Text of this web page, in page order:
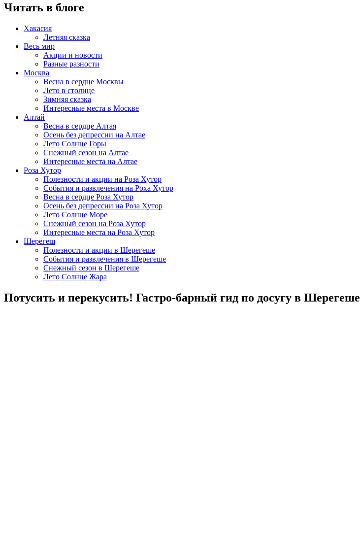
Читать в блоге
Хакасия
Летняя сказка
Весь мир
Акции и новости
Разные разности
Москва
Весна в сердце Москвы
Лето в столице
Зимняя сказка
Интересные места в Москве
Алтай
Весна в сердце Алтая
Осень без депрессии на Алтае
Лето Солнце Горы
Снежный сезон на Алтае
Интересные места на Алтае
Роза Хутор
Полезности и акции на Роза Хутор
События и развлечения на Роха Хутор
Весна в сердце Роза Хутор
Осень без депрессии на Роза Хутор
Лето Солнце Море
Снежный сезон на Роза Хутор
Интересные места на Роза Хутор
Шерегеш
Полезности и акции в Шерегеше
События и развлечения в Шерегеше
Снежный сезон в Шерегеше
Лето Солнце Жара
Потусить и перекусить! Гастро-барный гид по досугу в Шерегеше